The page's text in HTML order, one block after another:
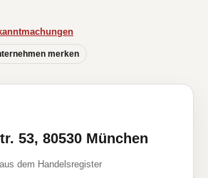
merken
53, 80530 München
dem Handelsregister